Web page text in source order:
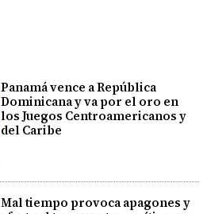
Panamá vence a República
Dominicana y va por el oro en
los Juegos Centroamericanos y
del Caribe
Mal tiempo provoca apagones y